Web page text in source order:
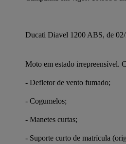
Ducati Diavel 1200 ABS, de
Moto em estado irrepreensível.
- Defletor de vento fumado;
- Cogumelos;
- Manetes curtas;
- Suporte curto de matrícula